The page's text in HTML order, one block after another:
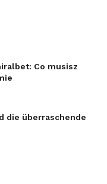
Co musisz
die überraschende